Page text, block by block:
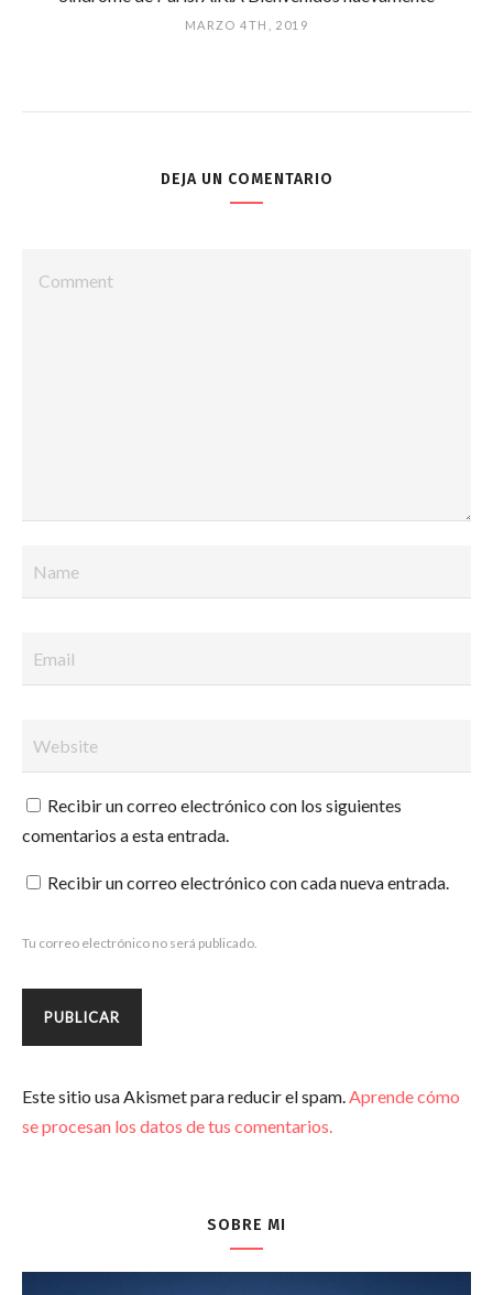
MARZO 4TH, 2019
DEJA UN COMENTARIO
Recibir un correo electrónico con los siguientes
comentarios a esta entrada.
Recibir un correo electrónico con cada nueva entrada.
Tu correo electrónico no será publicado.
Este sitio usa Akismet para reducir el spam.Aprende cómo
se procesan los datos de tus comentarios.
SOBRE MI